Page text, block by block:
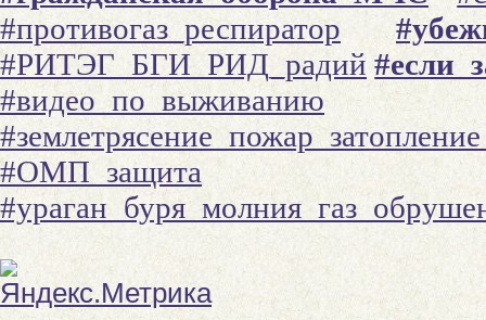
#противогаз_респиратор
#РИТЭГ_БГИ_РИД_радий
#видео_по_выживанию
#ОМП_защита